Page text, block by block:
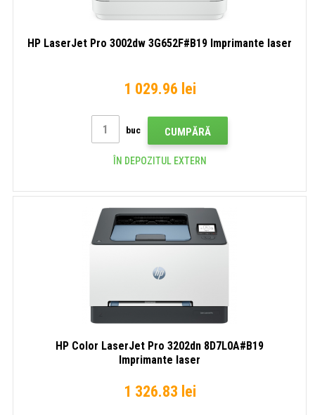
HP LaserJet Pro 3002dw 3G652F#B19 Imprimante laser
1 029.96 lei
buc CUMPĂRĂ
ÎN DEPOZITUL EXTERN
HP Color LaserJet Pro 3202dn 8D7L0A#B19
Imprimante laser
1 326.83 lei